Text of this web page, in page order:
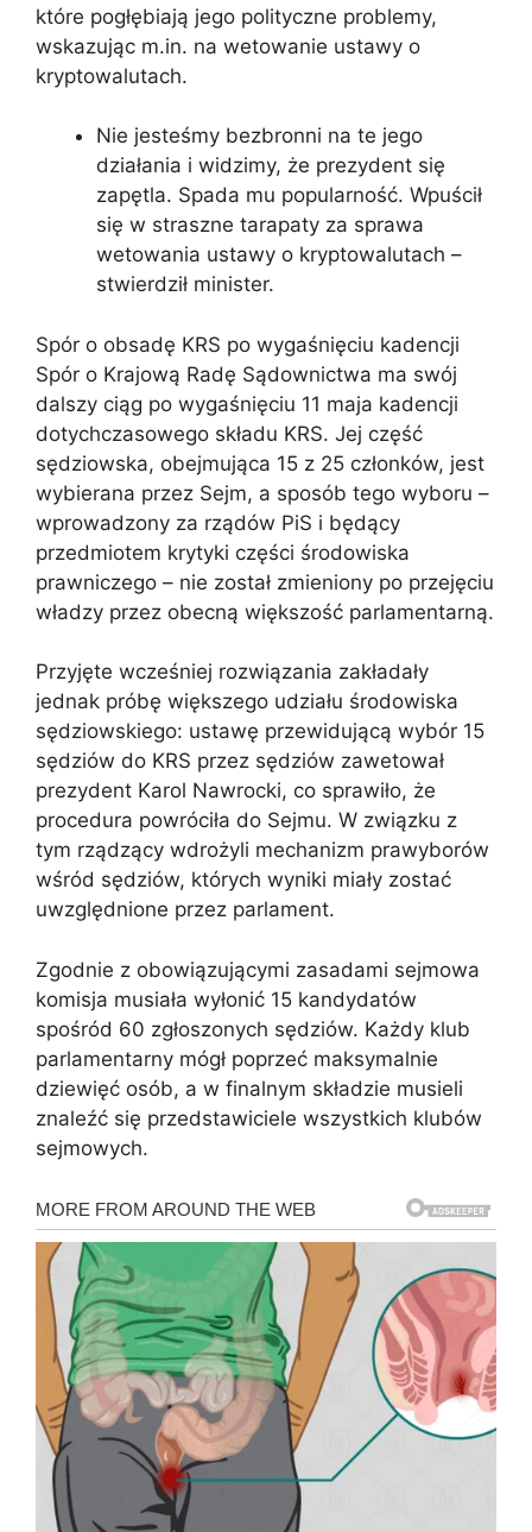
które pogłębiają jego polityczne problemy,
wskazując m.in. na wetowanie ustawy o
kryptowalutach.
Nie jesteśmy bezbronni na te jego
działania i widzimy, że prezydent się
zapętla. Spada mu popularność. Wpuścił
się w straszne tarapaty za sprawa
wetowania ustawy o kryptowalutach –
stwierdził minister.
Spór o obsadę KRS po wygaśnięciu kadencji
Spór o Krajową Radę Sądownictwa ma swój
dalszy ciąg po wygaśnięciu 11 maja kadencji
dotychczasowego składu KRS. Jej część
sędziowska, obejmująca 15 z 25 członków, jest
wybierana przez Sejm, a sposób tego wyboru –
wprowadzony za rządów PiS i będący
przedmiotem krytyki części środowiska
prawniczego – nie został zmieniony po przejęciu
władzy przez obecną większość parlamentarną.
Przyjęte wcześniej rozwiązania zakładały
jednak próbę większego udziału środowiska
sędziowskiego: ustawę przewidującą wybór 15
sędziów do KRS przez sędziów zawetował
prezydent Karol Nawrocki, co sprawiło, że
procedura powróciła do Sejmu. W związku z
tym rządzący wdrożyli mechanizm prawyborów
wśród sędziów, których wyniki miały zostać
uwzględnione przez parlament.
Zgodnie z obowiązującymi zasadami sejmowa
komisja musiała wyłonić 15 kandydatów
spośród 60 zgłoszonych sędziów. Każdy klub
parlamentarny mógł poprzeć maksymalnie
dziewięć osób, a w finalnym składzie musieli
znaleźć się przedstawiciele wszystkich klubów
sejmowych.